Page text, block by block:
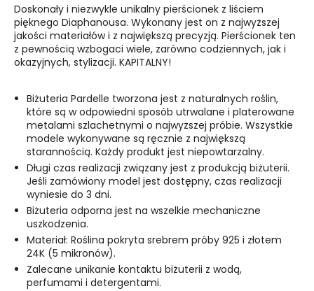
Doskonały i niezwykle unikalny pierścionek z liściem
pięknego Diaphanousa. Wykonany jest on z najwyższej
jakości materiałów i z największą precyzją. Pierścionek ten
z pewnością wzbogaci wiele, zarówno codziennych, jak i
okazyjnych, stylizacji. KAPITALNY!
Biżuteria Pardelle tworzona jest z naturalnych roślin,
które są w odpowiedni sposób utrwalane i platerowane
metalami szlachetnymi o najwyższej próbie. Wszystkie
modele wykonywane są ręcznie z największą
starannością. Każdy produkt jest niepowtarzalny.
Długi czas realizacji związany jest z produkcją biżuterii.
Jeśli zamówiony model jest dostępny, czas realizacji
wyniesie do 3 dni.
Biżuteria odporna jest na wszelkie mechaniczne
uszkodzenia.
Materiał: Roślina pokryta srebrem próby 925 i złotem
24K (5 mikronów).
Zalecane unikanie kontaktu biżuterii z wodą,
perfumami i detergentami.